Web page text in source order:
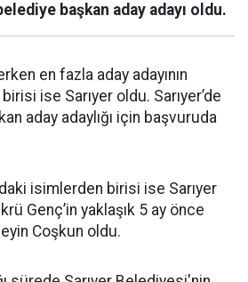
başkan aday adayı oldu.
en fazla aday adayının
ise Sarıyer oldu. Sarıyer’de
aday adaylığı için başvuruda
isimlerden birisi ise Sarıyer
Genç’in yaklaşık 5 ay önce
Coşkun oldu.